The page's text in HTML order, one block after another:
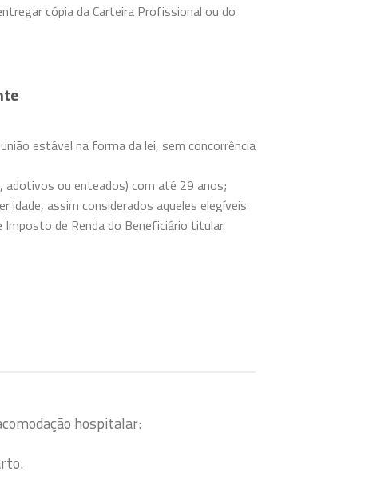
cópia da Carteira Profissional ou do
estável na forma da lei, sem concorrência
adotivos ou enteados) com até 29 anos;
idade, assim considerados aqueles elegíveis
de Renda do Beneficiário titular.
hospitalar: